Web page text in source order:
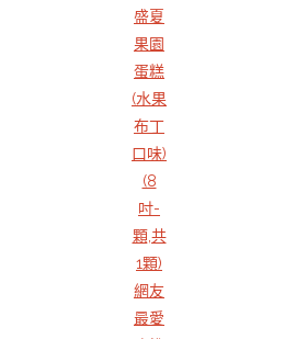
盛夏
果園
蛋糕
(水果
布丁
口味)
(8
吋-
顆,共
1顆)
網友
最愛